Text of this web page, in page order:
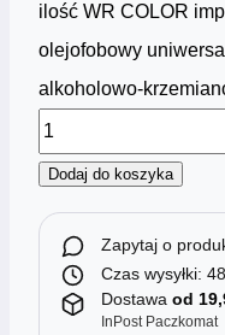
ilość WR COLOR
olejofobowy
alkoholowo-
Dodaj do koszyka
Zapytaj o
Czas wysyłki:
Dostawa od
InPost Paczkomat